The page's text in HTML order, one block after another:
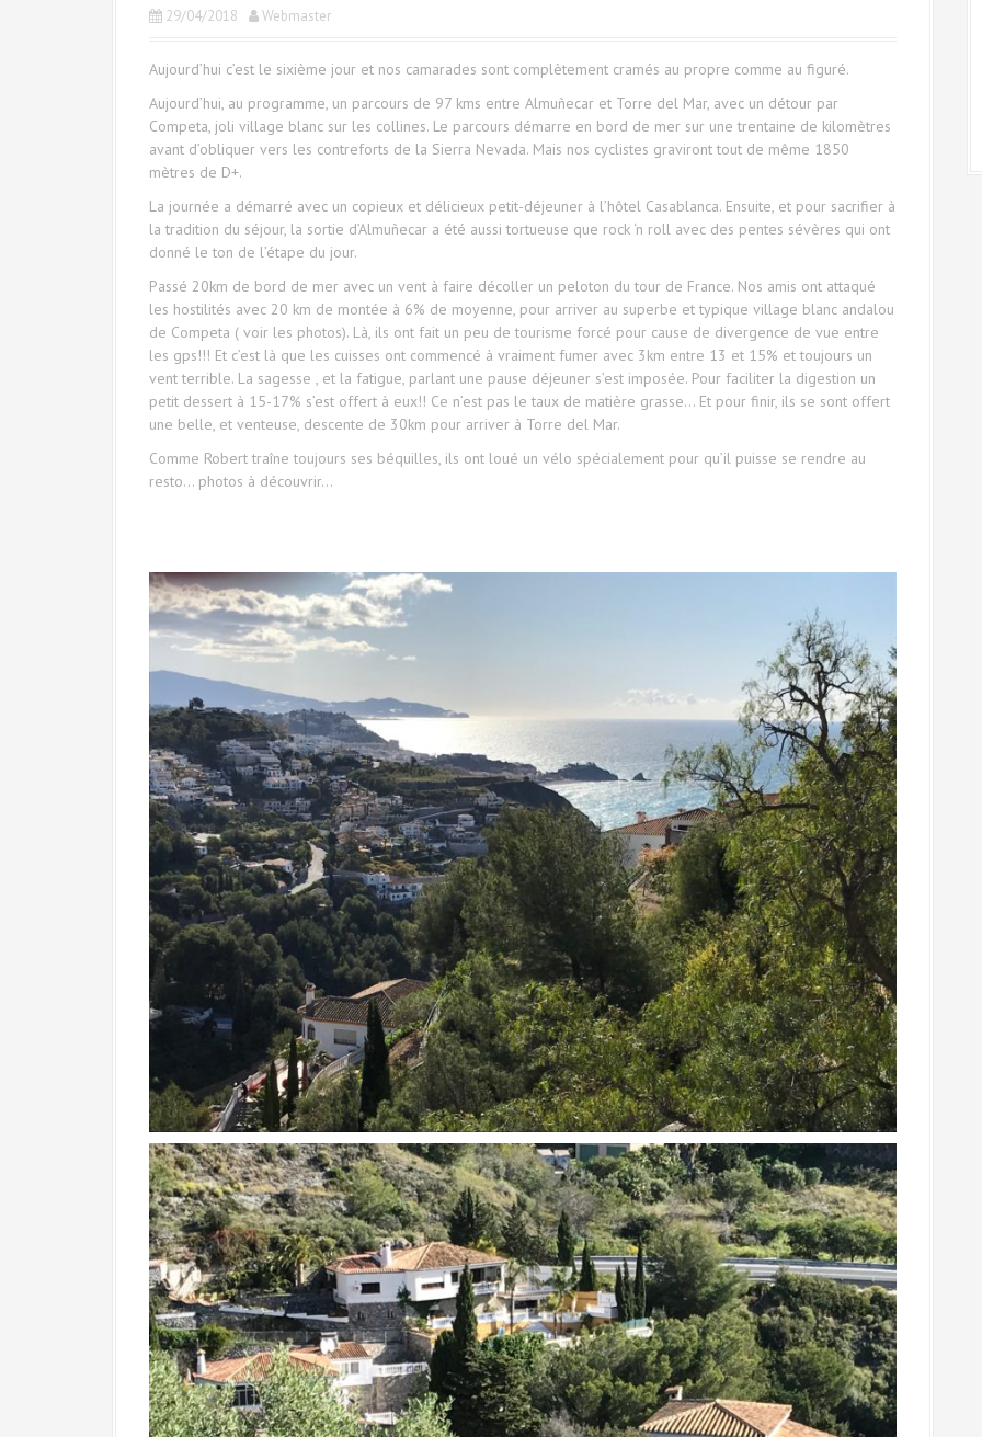
29/04/2018 Webmaster
Aujourd’hui c’est le sixième jour et nos camarades sont complètement cramés au propre comme au figuré.
Aujourd’hui, au programme, un parcours de 97 kms entre Almuñecar et Torre del Mar, avec un détour par
Competa, joli village blanc sur les collines. Le parcours démarre en bord de mer sur une trentaine de kilomètres
avant d’obliquer vers les contreforts de la Sierra Nevada. Mais nos cyclistes graviront tout de même 1850
mètres de D+.
La journée a démarré avec un copieux et délicieux petit-déjeuner à l’hôtel Casablanca. Ensuite, et pour sacrifier à
la tradition du séjour, la sortie d’Almuñecar a été aussi tortueuse que rock ‘n roll avec des pentes sévères qui ont
donné le ton de l’étape du jour.
Passé 20km de bord de mer avec un vent à faire décoller un peloton du tour de France. Nos amis ont attaqué
les hostilités avec 20 km de montée à 6% de moyenne, pour arriver au superbe et typique village blanc andalou
de Competa ( voir les photos). Là, ils ont fait un peu de tourisme forcé pour cause de divergence de vue entre
les gps!!! Et c’est là que les cuisses ont commencé à vraiment fumer avec 3km entre 13 et 15% et toujours un
vent terrible. La sagesse , et la fatigue, parlant une pause déjeuner s’est imposée. Pour faciliter la digestion un
petit dessert à 15-17% s’est offert à eux!! Ce n’est pas le taux de matière grasse… Et pour finir, ils se sont offert
une belle, et venteuse, descente de 30km pour arriver à Torre del Mar.
Comme Robert traîne toujours ses béquilles, ils ont loué un vélo spécialement pour qu’il puisse se rendre au
resto… photos à découvrir…